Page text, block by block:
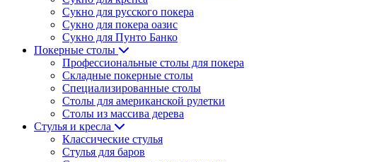
Сукно для русского покера
Сукно для покера оазис
Сукно для Пунто Банко
Покерные столы
Профессиональные столы для покера
Складные покерные столы
Специализированные столы
Столы для американской рулетки
Столы из массива дерева
Стулья и кресла
Классические стулья
Стулья для баров